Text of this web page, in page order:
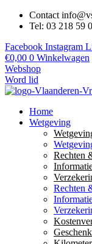
Contact
Tel: 03 218 59
Facebook Instagram
€0,00 0 Winkelwagen
Webshop
Word lid
Home
Wetgeving
Rechten
Rechten